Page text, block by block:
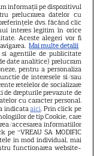
pe Netflix,
în
noi, filme de
de top
„Omul cu
Filmul
devin
mănâncă
informații pe dispozitivul
prelucrarea datelor cu
dvs. făcând clic
interes legitim în orice
Aceste alegeri vor fi
Mai multe detalii
agentiile de publicitate
date analitice) prelucram
pentru a personaliza
de interesele si/sau
retelelor de socializare
de drepturile prevazute de
cu caracter personal.
indicataaici. Prin click pe
de tip Cookie, care
accesarea informatiilor
“VREAU SA MODIFIC
in mod individual, mai
functionarea website-